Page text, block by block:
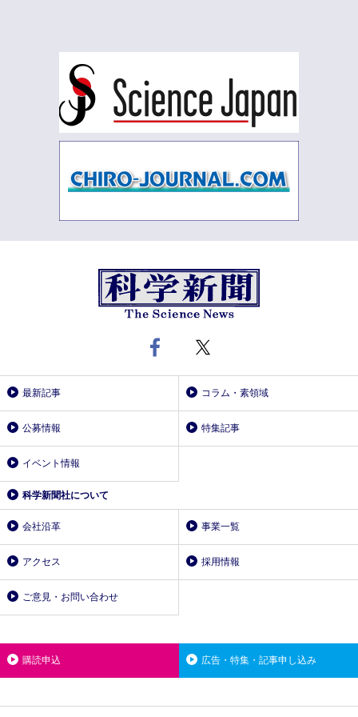
最新記事 コラム・素領域
公募情報 特集記事
イベント情報
科学新聞社について
会社沿革 事業一覧
アクセス 採用情報
ご意見・お問い合わせ
購読申込 広告・特集・記事申し込み